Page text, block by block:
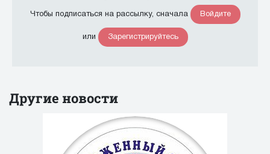
Чтобы подписаться на рассылку, сначала Войдите
или Зарегистрируйтесь
Другие новости